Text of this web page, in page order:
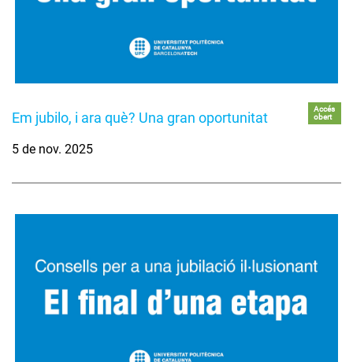
Em jubilo, i ara què? Una gran oportunitat
Accés
obert
5 de nov. 2025